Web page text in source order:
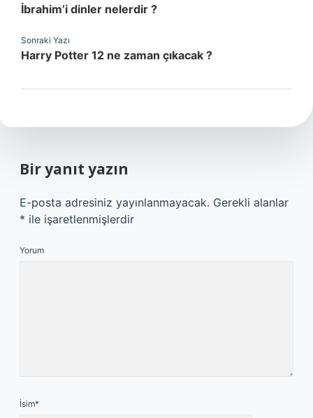
İbrahim’i dinler nelerdir ?
Sonraki Yazı
Harry Potter 12 ne zaman çıkacak ?
Bir yanıt yazın
E-posta adresiniz yayınlanmayacak. Gerekli alanlar
* ile işaretlenmişlerdir
Yorum
İsim*